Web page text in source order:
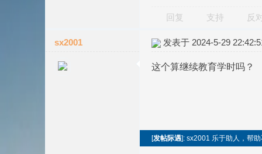
回复 支持 反
sx2001 发表于 2024-5-29
这个算继续教育学时吗？
[发帖际遇]: sx2001 乐于助人，帮